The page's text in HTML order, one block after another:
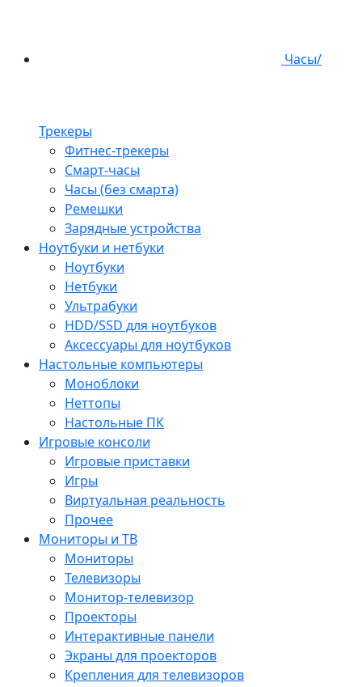
Часы/
Трекеры
Фитнес-трекеры
Смарт-часы
Часы (без смарта)
Ремешки
Зарядные устройства
Ноутбуки и нетбуки
Ноутбуки
Нетбуки
Ультрабуки
HDD/SSD для ноутбуков
Аксессуары для ноутбуков
Настольные компьютеры
Моноблоки
Неттопы
Настольные ПК
Игровые консоли
Игровые приставки
Игры
Виртуальная реальность
Прочее
Мониторы и ТВ
Мониторы
Телевизоры
Монитор-телевизор
Проекторы
Интерактивные панели
Экраны для проекторов
Крепления для телевизоров